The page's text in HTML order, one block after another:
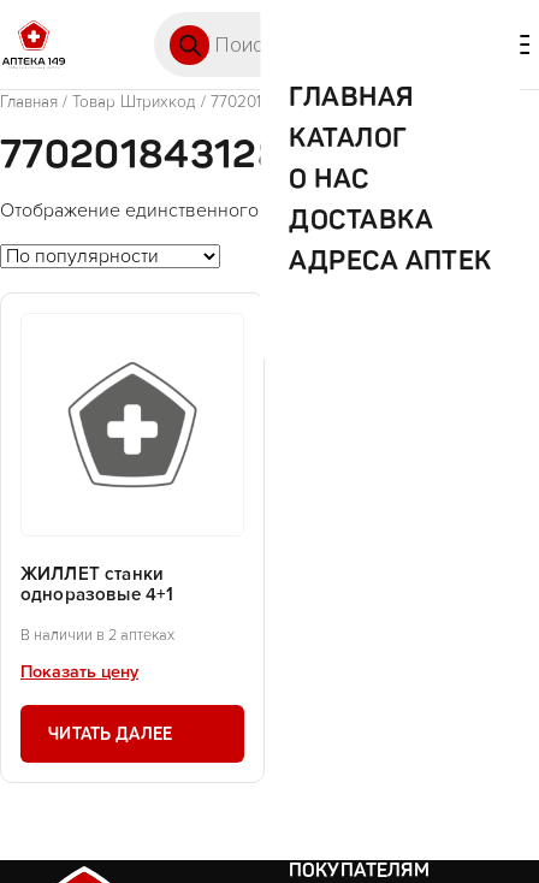
ГЛАВНАЯ
КАТАЛОГ
О НАС
ДОСТАВКА
АДРЕСА АПТЕК
Главная / Товар Штрихкод / 7702018431281
7702018431281
Отображение единственного товара
ЖИЛЛЕТ станки
одноразовые 4+1
В наличии в 2 аптеках
Показать цену
ЧИТАТЬ ДАЛЕЕ
ПОКУПАТЕЛЯМ